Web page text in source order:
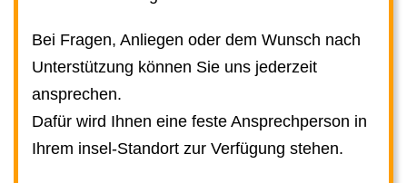
Bei Fragen, Anliegen oder dem Wunsch nach
Unterstützung können Sie uns jederzeit
ansprechen.
Dafür wird Ihnen eine feste Ansprechperson in
Ihrem insel-Standort zur Verfügung stehen.